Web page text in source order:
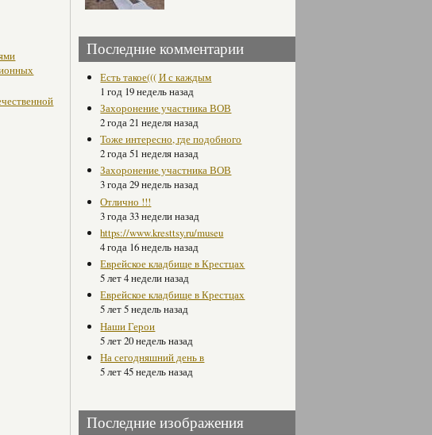
Последние комментарии
Есть такое((( И с каждым
1 год 19 недель назад
Захоронение участника ВОВ
2 года 21 неделя назад
Тоже интересно, где подобного
2 года 51 неделя назад
Захоронение участника ВОВ
3 года 29 недель назад
Отлично !!!
3 года 33 недели назад
https://www.kresttsy.ru/museu
4 года 16 недель назад
Еврейское кладбище в Крестцах
5 лет 4 недели назад
Еврейское кладбище в Крестцах
5 лет 5 недель назад
Наши Герои
5 лет 20 недель назад
На сегодняшний день в
5 лет 45 недель назад
Последние изображения